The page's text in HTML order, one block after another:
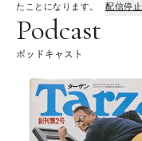
たことになります。
配信停止
Podcast
ポッドキャスト